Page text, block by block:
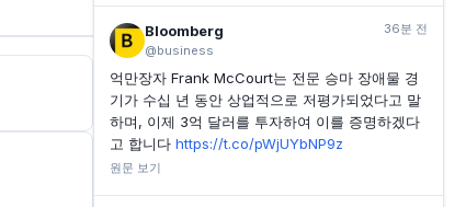
Bloomberg
@business
36분 전
억만장자 Frank McCourt는 전문 승마 장애물 경
기가 수십 년 동안 상업적으로 저평가되었다고 말
하며, 이제 3억 달러를 투자하여 이를 증명하겠다
고 합니다 https://t.co/pWjUYbNP9z
원문 보기